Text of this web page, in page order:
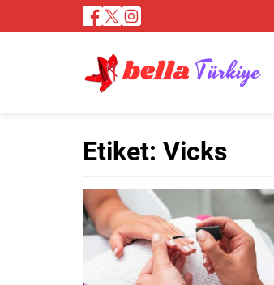
Etiket: Vicks